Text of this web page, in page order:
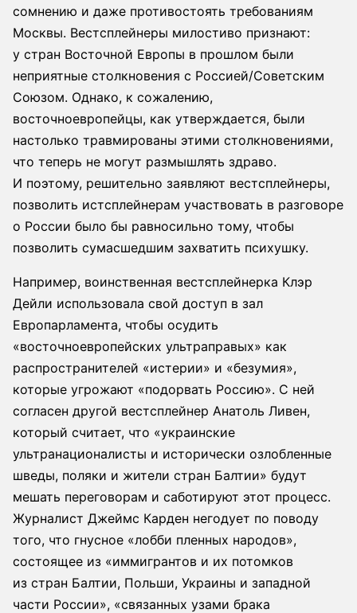
сомнению и даже противостоять требованиям
Москвы. Вестсплейнеры милостиво признают:
у стран Восточной Европы в прошлом были
неприятные столкновения с Россией/Советским
Союзом. Однако, к сожалению,
восточноевропейцы, как утверждается, были
настолько травмированы этими столкновениями,
что теперь не могут размышлять здраво.
И поэтому, решительно заявляют вестсплейнеры,
позволить истсплейнерам участвовать в разговоре
о России было бы равносильно тому, чтобы
позволить сумасшедшим захватить психушку.
Например, воинственная вестсплейнерка Клэр
Дейли использовала свой доступ в зал
Европарламента, чтобы осудить
«восточноевропейских ультраправых» как
распространителей «истерии» и «безумия»,
которые угрожают «подорвать Россию». С ней
согласен другой вестсплейнер Анатоль Ливен,
который считает, что «украинские
ультранационалисты и исторически озлобленные
шведы, поляки и жители стран Балтии» будут
мешать переговорам и саботируют этот процесс.
Журналист Джеймс Карден негодует по поводу
того, что гнусное «лобби пленных народов»,
состоящее из «иммигрантов и их потомков
из стран Балтии, Польши, Украины и западной
части России», «связанных узами брака